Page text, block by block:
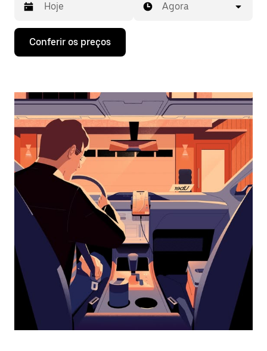
Pressione
seta
interagir
o
calendário
selecionar
uma
data.
Pressione
a
tecla
“ESC”
o
calendário.
Agora
Conferir os preços